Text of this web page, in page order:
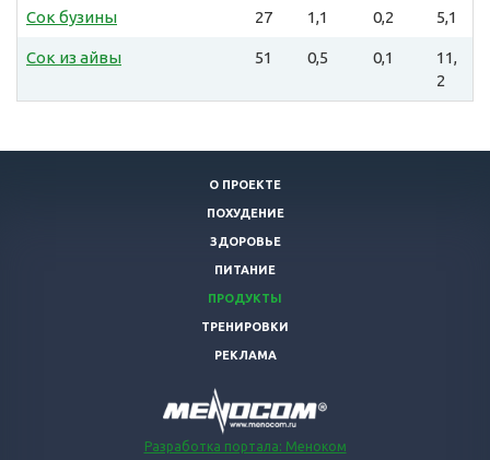
Сок бузины 27 1,1 0,2 5,1
Сок из айвы 51 0,5 0,1
11,
2
О ПРОЕКТЕ
ПОХУДЕНИЕ
ЗДОРОВЬЕ
ПИТАНИЕ
ПРОДУКТЫ
ТРЕНИРОВКИ
РЕКЛАМА
Разработка портала: Меноком